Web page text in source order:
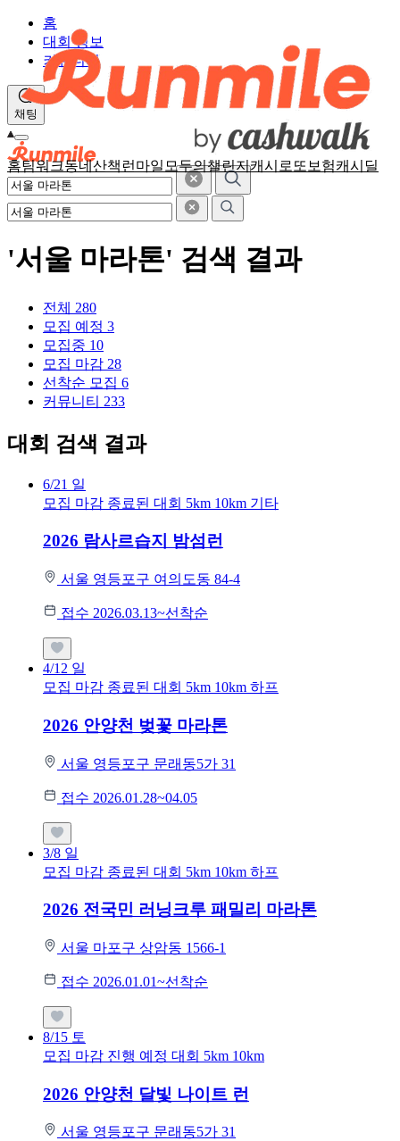
홈팀워크동네산책 런마일 모두의챌린지캐시로또 보험캐시딜
홈
대회 정보
커뮤니티
채팅
'서울 마라톤' 검색 결과
전체 280
모집 예정 3
모집중 10
모집 마감 28
선착순 모집 6
커뮤니티 233
대회 검색 결과
6/21 일
모집 마감 종료된 대회 5km 10km 기타
2026 람사르습지 밤섬런
서울 영등포구 여의도동 84-4
접수 2026.03.13~선착순
4/12 일
모집 마감 종료된 대회 5km 10km 하프
2026 안양천 벚꽃 마라톤
서울 영등포구 문래동5가 31
접수 2026.01.28~04.05
3/8 일
모집 마감 종료된 대회 5km 10km 하프
2026 전국민 러닝크루 패밀리 마라톤
서울 마포구 상암동 1566-1
접수 2026.01.01~선착순
8/15 토
모집 마감 진행 예정 대회 5km 10km
2026 안양천 달빛 나이트 런
서울 영등포구 문래동5가 31